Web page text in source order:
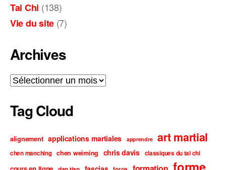
Tai Chi (138)
Vie du site (7)
Archives
Archives
Tag Cloud
alignement applications martiales apprendre art martial
chen manching chen weiming chris davis classiques du tai chi